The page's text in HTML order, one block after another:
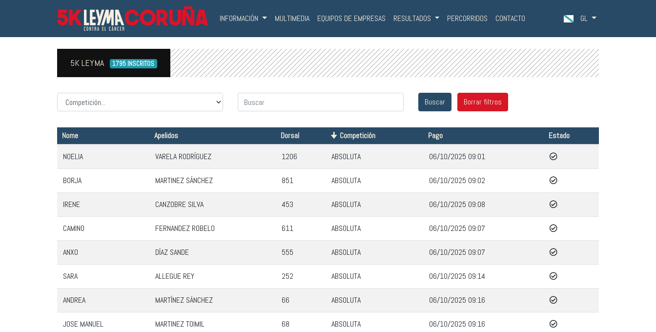
INFORMACIÓN MULTIMEDIA EQUIPOS DE EMPRESAS RESULTADOS PERCORRIDOS CONTACTO GL
5K LEYMA 1795 INSCRITOS
Competicion
Nome Apelidos Dorsal Competición Pago Estado
NOELIA VARELA RODRÍGUEZ 1206 ABSOLUTA 06/10/2025 09:01
BORJA MARTINEZ SÁNCHEZ 851 ABSOLUTA 06/10/2025 09:02
IRENE CANZOBRE SILVA 453 ABSOLUTA 06/10/2025 09:08
CAMINO FERNANDEZ ROBELO 611 ABSOLUTA 06/10/2025 09:07
ANXO DÍAZ SANDE 555 ABSOLUTA 06/10/2025 09:07
SARA ALLEGUE REY 252 ABSOLUTA 06/10/2025 09:14
ANDREA MARTÍNEZ SÁNCHEZ 66 ABSOLUTA 06/10/2025 09:16
JOSE MANUEL MARTINEZ TOIMIL 68 ABSOLUTA 06/10/2025 09:16